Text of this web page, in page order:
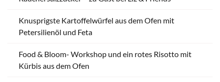
Knusprigste Kartoffelwürfel aus dem Ofen mit
Petersilienöl und Feta
Food & Bloom- Workshop und ein rotes Risotto mit
Kürbis aus dem Ofen